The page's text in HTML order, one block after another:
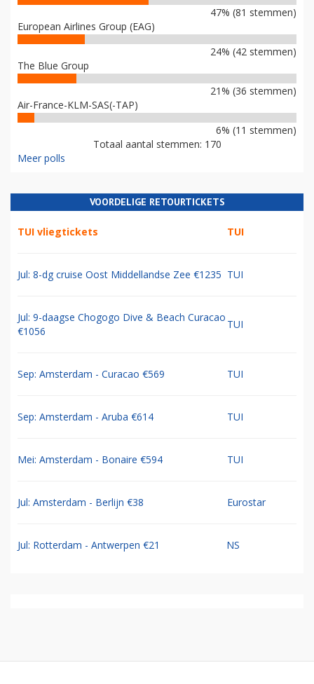
47% (81 stemmen)
European Airlines Group (EAG)
24% (42 stemmen)
The Blue Group
21% (36 stemmen)
Air-France-KLM-SAS(-TAP)
6% (11 stemmen)
Totaal aantal stemmen: 170
Meer polls
VOORDELIGE RETOURTICKETS
TUI vliegtickets TUI
Jul: 8-dg cruise Oost Middellandse Zee €1235 TUI
Jul: 9-daagse Chogogo Dive & Beach Curacao
€1056
TUI
Sep: Amsterdam - Curacao €569 TUI
Sep: Amsterdam - Aruba €614 TUI
Mei: Amsterdam - Bonaire €594 TUI
Jul: Amsterdam - Berlijn €38 Eurostar
Jul: Rotterdam - Antwerpen €21 NS